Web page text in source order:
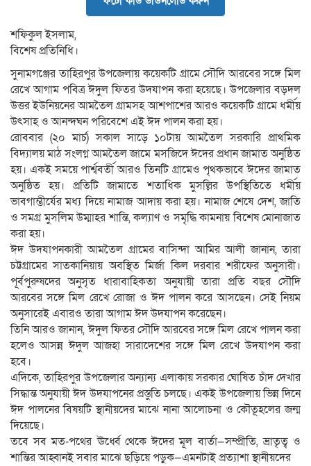
শফিকুল ইসলাম,
বিশেষ প্রতিনিধি।
সুনামগঞ্জের তাহিরপুর উপজেলায় কয়েকটি গ্রামে সৌদি আরবের সঙ্গে মিল
রেখে আগাম পবিত্র ঈদুল ফিতর উদযাপন করা হয়েছে। উপজেলার বড়দল
উত্তর ইউনিয়নের আমতৈল গ্রামসহ আশপাশের আরও কয়েকটি গ্রামে ধর্মীয়
উৎসাহ ও আনন্দঘন পরিবেশে এই ঈদ পালন করা হয়।
রোববার (২০ মার্চ) সকাল সাড়ে ১০টায় আমতৈল সরকারি প্রাথমিক
বিদ্যালয় মাঠ সংলগ্ন আমতৈল জামে মসজিদে ঈদের প্রধান জামাত অনুষ্ঠিত
হয়। একই সময়ে পার্শ্ববর্তী আরও তিনটি গ্রামেও পৃথকভাবে ঈদের জামাত
অনুষ্ঠিত হয়। প্রতিটি জামাতে শতাধিক মুসল্লির উপস্থিতিতে ধর্মীয়
ভাবগাম্ভীর্যের মধ্য দিয়ে নামাজ আদায় করা হয়। নামাজ শেষে দেশ, জাতি
ও সমগ্র মুসলিম উম্মাহর শান্তি, কল্যাণ ও সমৃদ্ধি কামনায় বিশেষ মোনাজাত
করা হয়।
ঈদ উদযাপনকারী আমতৈল গ্রামের বাসিন্দা আমির আলী জানান, তারা
চট্টগ্রামের সাতকানিয়ায় অবস্থিত মির্জা কিল দরবার শরীফের অনুসারী।
পূর্বপুরুষদের অনুসৃত ধারাবাহিকতা অনুযায়ী তারা প্রতি বছর সৌদি
আরবের সঙ্গে মিল রেখে রোজা ও ঈদ পালন করে আসছেন। সেই নিয়ম
অনুসারেই এবারও তারা আগাম ঈদ উদযাপন করেছেন।
তিনি আরও জানান, ঈদুল ফিতর সৌদি আরবের সঙ্গে মিল রেখে পালন করা
হলেও আসন্ন ঈদুল আজহা সারাদেশের সঙ্গে মিল রেখে উদযাপন করা
হবে।
এদিকে, তাহিরপুর উপজেলার অন্যান্য এলাকায় সরকার ঘোষিত চাঁদ দেখার
সিদ্ধান্ত অনুযায়ী ঈদ উদযাপনের প্রস্তুতি চলছে। একই উপজেলায় ভিন্ন দিনে
ঈদ পালনের বিষয়টি স্থানীয়দের মাঝে নানা আলোচনা ও কৌতূহলের জন্ম
দিয়েছে।
তবে সব মত-পথের ঊর্ধ্বে থেকে ঈদের মূল বার্তা—সম্প্রীতি, ভ্রাতৃত্ব ও
শান্তির আহ্বানই সবার মাঝে ছড়িয়ে পড়ুক—এমনটাই প্রত্যাশা স্থানীয়দের